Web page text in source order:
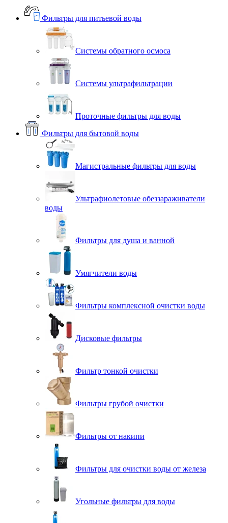
Фильтры для питьевой воды
Системы обратного осмоса
Системы ультрафильтрации
Проточные фильтры для воды
Фильтры для бытовой воды
Магистральные фильтры для воды
Ультрафиолетовые обеззараживатели
воды
Фильтры для душа и ванной
Умягчители воды
Фильтры комплексной очистки воды
Дисковые фильтры
Фильтр тонкой очистки
Фильтры грубой очистки
Фильтры от накипи
Фильтры для очистки воды от железа
Угольные фильтры для воды